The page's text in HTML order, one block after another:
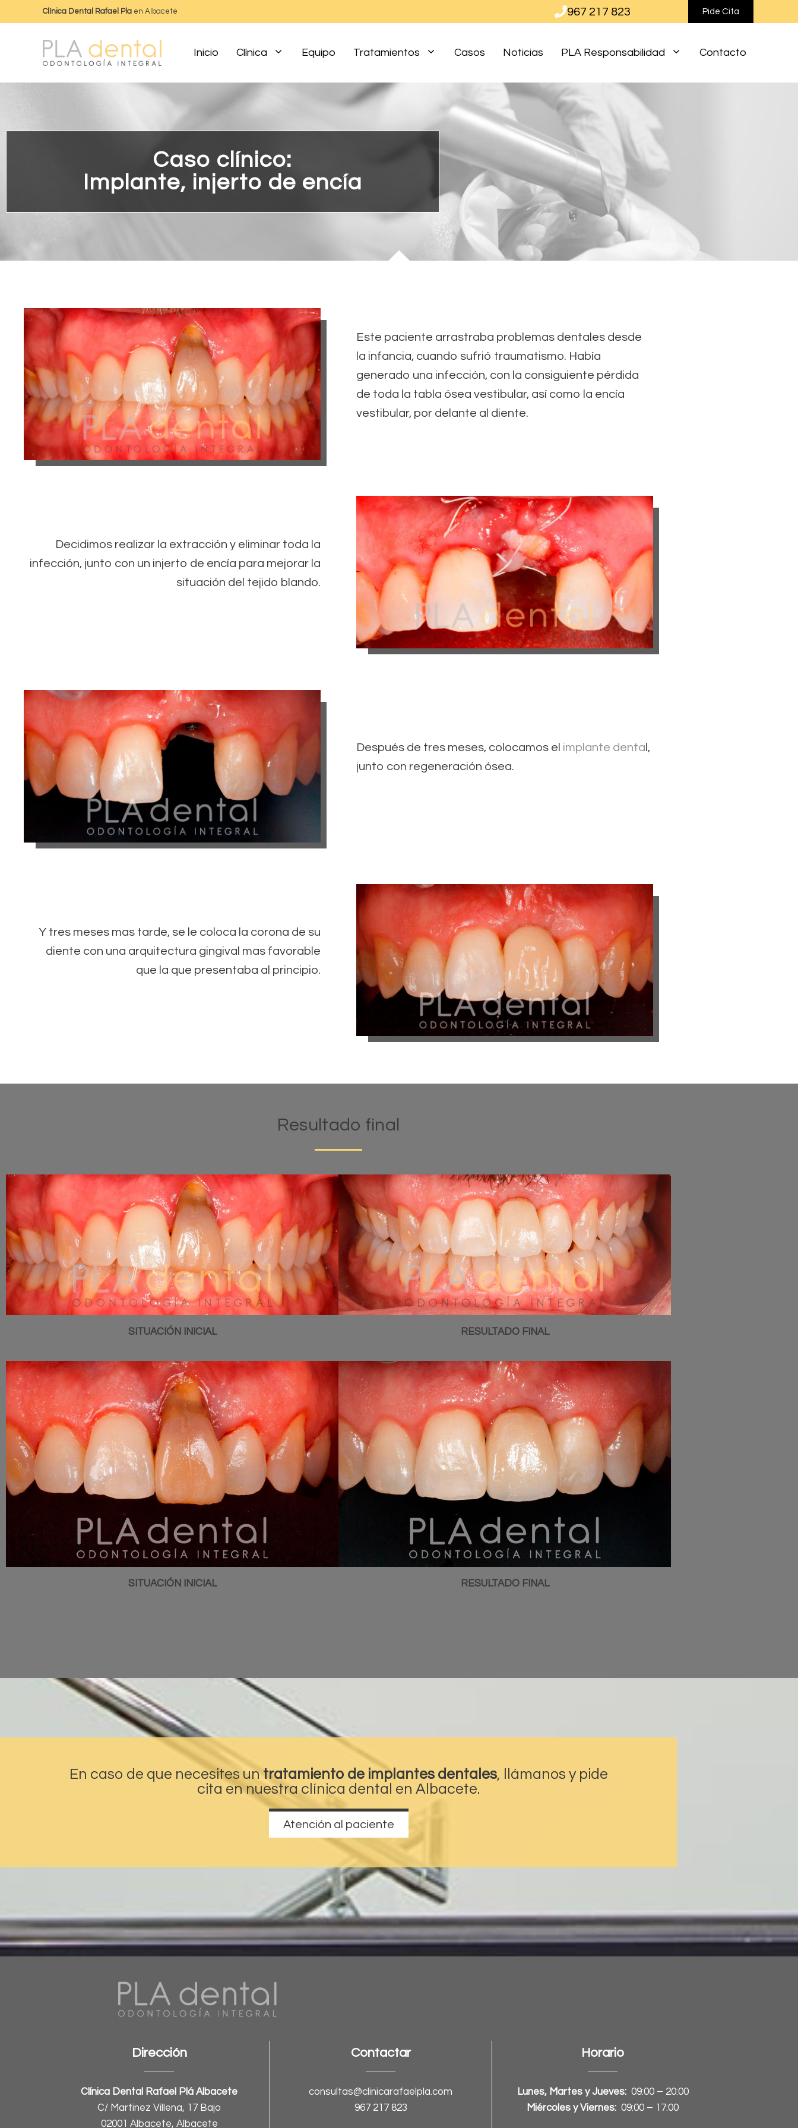
Clínica Dental Rafael Pla en Albacete 967 217 823 Pide Cita
Inicio Clínica Equipo Tratamientos Casos Noticias PLA Responsabilidad Contacto
Caso clínico:
Implante, injerto de encía
Este paciente arrastraba problemas dentales desde
la infancia, cuando sufrió traumatismo. Había
generado una infección, con la consiguiente pérdida
de toda la tabla ósea vestibular, así como la encía
vestibular, por delante al diente.
Decidimos realizar la extracción y eliminar toda la
infección, junto con un injerto de encía para mejorar la
situación del tejido blando.
Después de tres meses, colocamos el implante denta l,
junto con regeneración ósea.
Y tres meses mas tarde, se le coloca la corona de su
diente con una arquitectura gingival mas favorable
que la que presentaba al principio.
Resultado final
SITUACIÓN INICIAL RESULTADO FINAL
SITUACIÓN INICIAL RESULTADO FINAL
En caso de que necesites untratamiento de implantes dentales, llámanos y pide
cita en nuestra clínica dental en Albacete.
Atención al paciente
Dirección
Clínica Dental Rafael Plá Albacete
C/ Martinez Villena, 17 Bajo
02001 Albacete, Albacete
Contactar
consultas@clinicarafaelpla.com
967 217 823
Horario
Lunes, Martes y Jueves: 09:00 – 20:00
Miércoles y Viernes: 09:00 – 17:00